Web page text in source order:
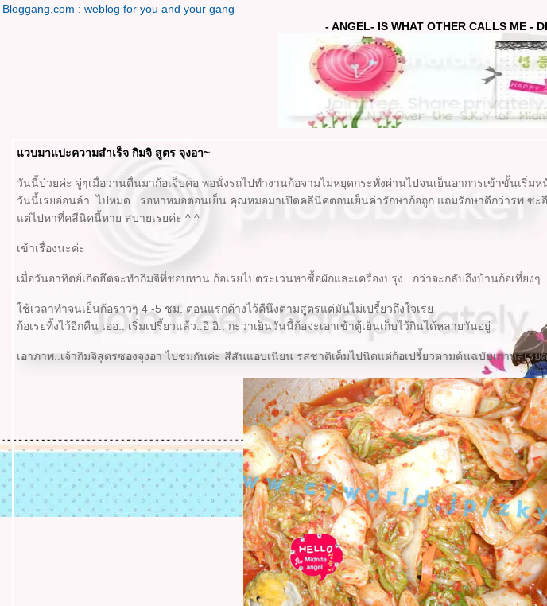
Bloggang.com : weblog for you and your gang
- ANGEL- IS WHAT OTHER CALLS ME -
วบมาแปะความสำเร็จ กิมจิ สูตร จุงอา~
วันนี้ป่วยค่ะ จู่ๆเมื่อวานตื่นมาก้อเจ็บคอ พอนั่งรถไปทำงานก้อจามไม่หยุดกระทั่งผ่านไปจนเย็นอาการเข้าขั้นเริ่มห
วันนี้เรยอ่อนล้า..ไปหมด.. รอหาหมอตอนเย็น คุณหมอมาเปิดคลีนิคตอนเย็นค่ารักษาก้อถูก แถมรักษาดีกว่ารพ.ซะ
ต่ไปหาที่คลีนิคนี้หาย สบายเรยค่ะ ^ ^
เข้าเรื่องนะค่ะ
เมื่อวันอาทิตย์เกิดฮึดจะทำกิมจิที่ชอบทาน ก้อเรยไปตระเวนหาซื้อผักและเครื่องปรุง.. กว่าจะกลับถึงบ้านก้อเที่ยงๆ
ช้เวลาทำจนเย็นก้อราวๆ 4 -5 ชม. ตอนแรกค้างไว้คืนึงตามสูตรแต่มันไม่เปรี้ยวถึงใจเร
ก้อเรยทิ้งไว้อีกคืน เออ.. เริ่มเปรี้ยวแล้ว..อิ อิ.. กะว่าเย็นวันนี้ก้อจะเอาเข้าตู้เย็นเก็บไว้กินได้หลายวันอยู่
เอาภาพ..เจ้ากิมจิสูตรซองจุงอา ไปชมกันค่ะ สีสันแอบเนียน รสชาติเค็มไปนิดแต่ก้อเปรี้ยวตามต้นฉบับเกาหลีเรย